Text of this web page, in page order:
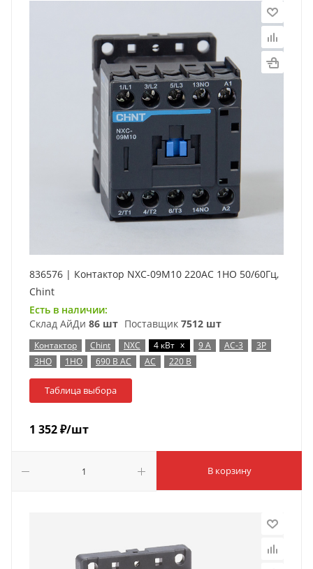
836576 | Контактор NXC-09M10 220AC 1НО 50/60Гц,
Chint
Есть в наличии:
Склад АйДи 86 шт Поставщик 7512 шт
Контактор Chint NXC 4 кВт x 9 А AC-3
3P
3НО
1НО 690 В AC AC 220 В
Таблица выбора
1 352₽/шт
В корзину